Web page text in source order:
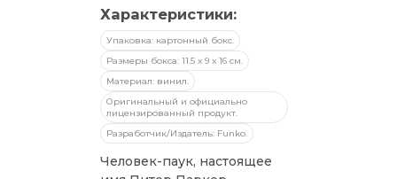
Характеристики:
Упаковка: картонный бокс.
Размеры бокса: 11.5 х 9 х 16 см.
Материал: винил.
Оригинальный и официально
лицензированный продукт.
Разработчик/Издатель: Funko.
Человек-паук, настоящее